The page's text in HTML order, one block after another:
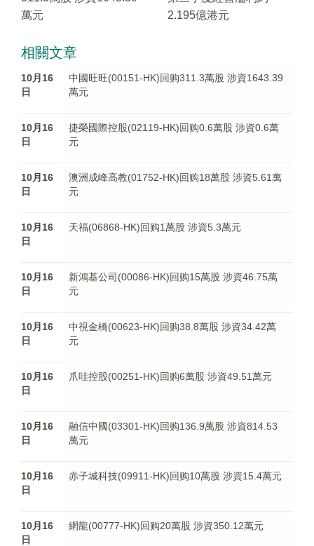
萬元
2.195億港元
相關文章
10月16
日
中國旺旺(00151-HK)回购311.3萬股 涉資1643.39
萬元
10月16
日
捷榮國際控股(02119-HK)回购0.6萬股 涉資0.6萬
元
10月16
日
澳洲成峰高教(01752-HK)回购18萬股 涉資5.61萬
元
10月16
日
天福(06868-HK)回购1萬股 涉資5.3萬元
10月16
日
新鴻基公司(00086-HK)回购15萬股 涉資46.75萬
元
10月16
日
中視金橋(00623-HK)回购38.8萬股 涉資34.42萬
元
10月16
日
爪哇控股(00251-HK)回购6萬股 涉資49.51萬元
10月16
日
融信中國(03301-HK)回购136.9萬股 涉資814.53
萬元
10月16
日
赤子城科技(09911-HK)回购10萬股 涉資15.4萬元
10月16
日
網龍(00777-HK)回购20萬股 涉資350.12萬元